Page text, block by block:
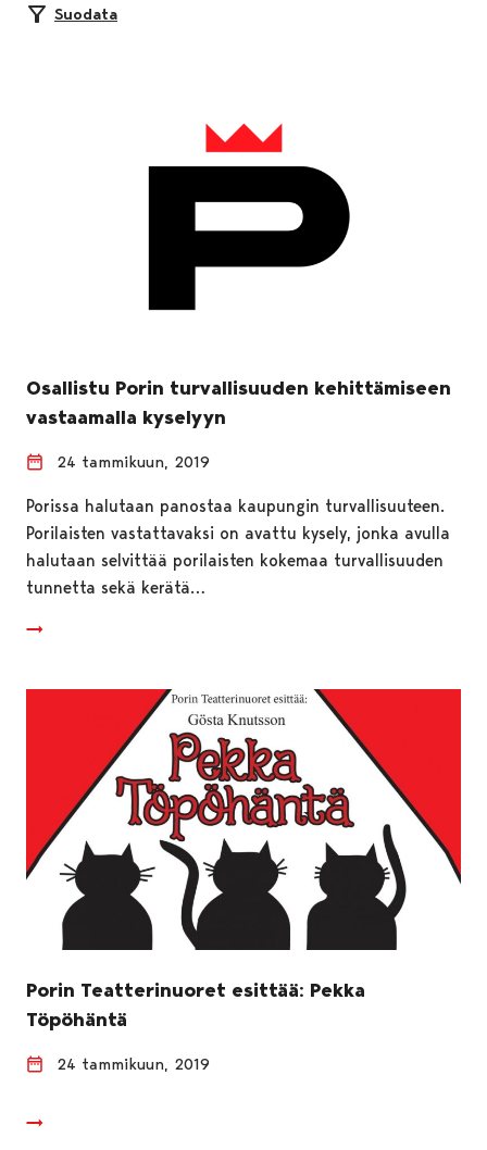
Suodata
Osallistu Porin turvallisuuden kehittämiseen
vastaamalla kyselyyn
24 tammikuun, 2019
Porissa halutaan panostaa kaupungin turvallisuuteen.
Porilaisten vastattavaksi on avattu kysely, jonka avulla
halutaan selvittää porilaisten kokemaa turvallisuuden
tunnetta sekä kerätä…
Porin Teatterinuoret esittää: Pekka
Töpöhäntä
24 tammikuun, 2019